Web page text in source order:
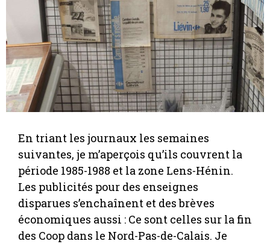
En triant les journaux les semaines
suivantes, je m’aperçois qu’ils couvrent la
période 1985-1988 et la zone Lens-Hénin.
Les publicités pour des enseignes
disparues s’enchaînent et des brèves
économiques aussi : Ce sont celles sur la fin
des Coop dans le Nord-Pas-de-Calais. Je